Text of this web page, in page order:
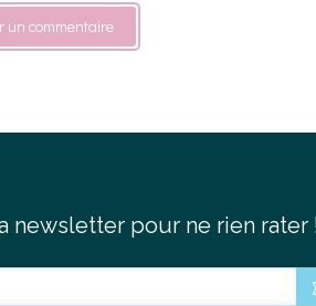
un commentaire
newsletter pour ne rien rater